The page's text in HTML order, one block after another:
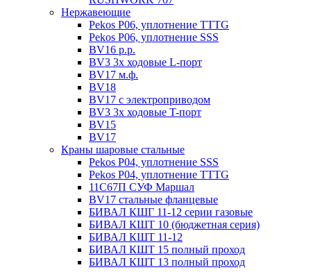
Нержавеющие
Pekos P06, уплотнение ТТТG
Pekos P06, уплотнение SSS
BV16 р.р.
BV3 3х ходовые L-порт
BV17 м.ф.
BV18
BV17 с электроприводом
BV3 3х ходовые T-порт
BV15
BV17
Краны шаровые стальные
Pekos P04, уплотнение SSS
Pekos P04, уплотнение ТТТG
11С67П СУФ Маршал
BV17 стальные фланцевые
БИВАЛ КШГ 11-12 серии газовые
БИВАЛ КШТ 10 (бюджетная серия)
БИВАЛ КШТ 11-12
БИВАЛ КШТ 15 полный проход
БИВАЛ КШТ 13 полный проход